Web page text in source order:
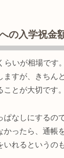
の入学祝金
らいが相場です
ますが、きちん
とが大切です。
ぱなしにするの
かったら、通帳
れるというの